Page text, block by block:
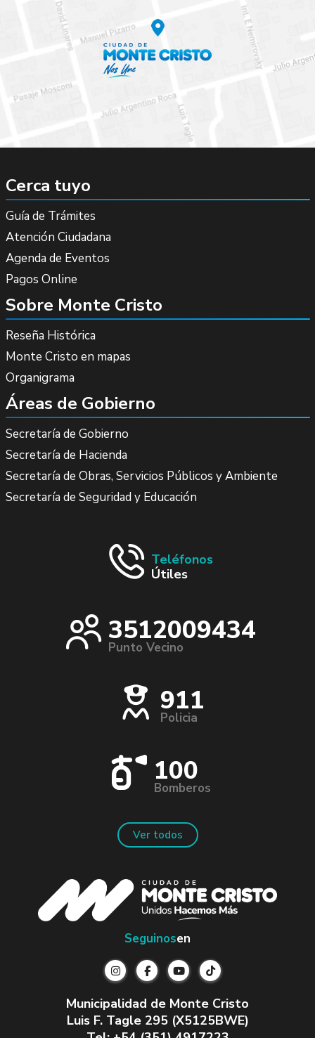
Cerca tuyo
Guía de Trámites
Atención Ciudadana
Agenda de Eventos
Pagos Online
Sobre Monte Cristo
Reseña Histórica
Monte Cristo en mapas
Organigrama
Áreas de Gobierno
Secretaría de Gobierno
Secretaría de Hacienda
Secretaría de Obras, Servicios Públicos y Ambiente
Secretaría de Seguridad y Educación
Teléfonos
Útiles
3512009434
Punto Vecino
911
Policia
100
Bomberos
Ver todos
Seguinosen
Municipalidad de Monte Cristo
Luis F. Tagle 295 (X5125BWE)